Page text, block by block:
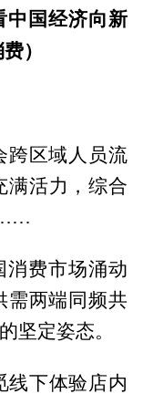
中国经济向新
）
跨区域人员流
满活力，综合
消费市场涌动
需两端同频共
坚定姿态。
线下体验店内